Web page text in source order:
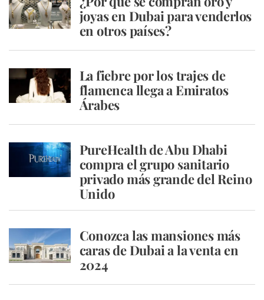
joyas en Dubai para venderlos
en otros países?
La fiebre por los trajes de
flamenca llega a Emiratos
Árabes
PureHealth de Abu Dhabi
compra el grupo sanitario
privado más grande del Reino
Unido
Conozca las mansiones más
caras de Dubai a la venta en
2024